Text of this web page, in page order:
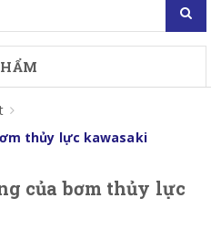
thủy lực kawasaki
của bơm thủy lực